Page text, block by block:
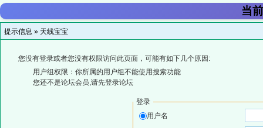
当
提示信息 » 天线宝宝
您没有登录或者您没有权限访问此页面，可能有如下几个原因:
用户组权限：你所属的用户组不能使用搜索功能
您还不是论坛会员,请先登录论坛
登录
用户名